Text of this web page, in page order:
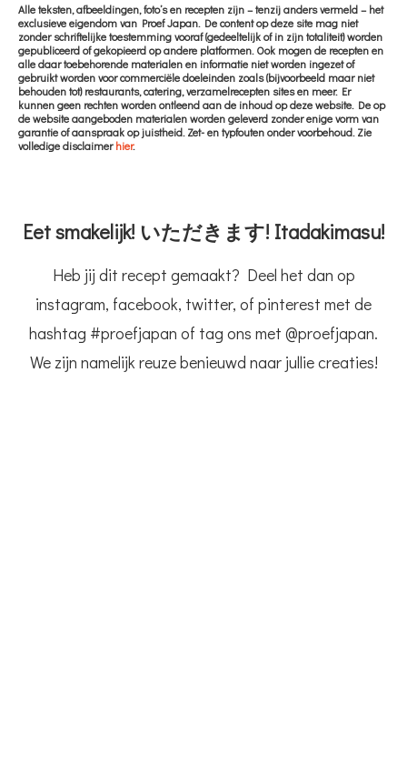
Alle teksten, afbeeldingen, foto’s en recepten zijn – tenzij anders vermeld – het
exclusieve eigendom van Proef Japan. De content op deze site mag niet
zonder schriftelijke toestemming vooraf (gedeeltelijk of in zijn totaliteit) worden
gepubliceerd of gekopieerd op andere platformen. Ook mogen de recepten en
alle daar toebehorende materialen en informatie niet worden ingezet of
gebruikt worden voor commerciële doeleinden zoals (bijvoorbeeld maar niet
behouden tot) restaurants, catering, verzamelrecepten sites en meer. Er
kunnen geen rechten worden ontleend aan de inhoud op deze website. De op
de website aangeboden materialen worden geleverd zonder enige vorm van
garantie of aanspraak op juistheid. Zet- en typfouten onder voorbehoud. Zie
volledige disclaimerhier.
Eet smakelijk! いただきます! Itadakimasu!
Heb jij dit recept gemaakt? Deel het dan op
instagram, facebook, twitter, of pinterest met de
hashtag #proefjapan of tag ons met @proefjapan.
We zijn namelijk reuze benieuwd naar jullie creaties!